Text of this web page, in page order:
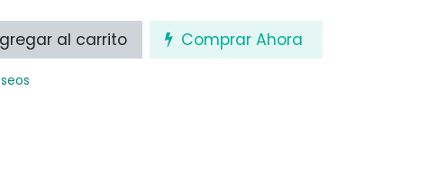
al carrito Comprar Ahora